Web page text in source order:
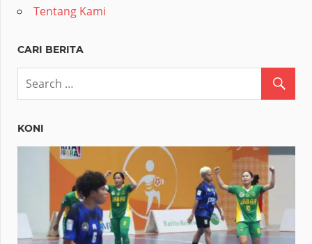
Tentang Kami
CARI BERITA
KONI